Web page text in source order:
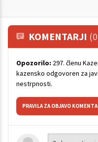
KOMENTARJI
Opozorilo: 297. členu
kazensko odgovoren za
nestrpnosti.
PRAVILA ZA OBJAVO